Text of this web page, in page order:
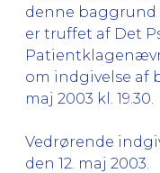
denne baggrund
er truffet af Det
om indgivelse af
maj 2003 kl. 19.30.
Vedrørende
den 12. maj 2003.